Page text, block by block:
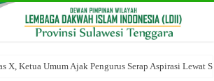
X, Ketua Umum Ajak Pengurus Serap Aspirasi Lewat
Bulan Ramadan, PC LDII Kec. Kambu Berbagi Takjil